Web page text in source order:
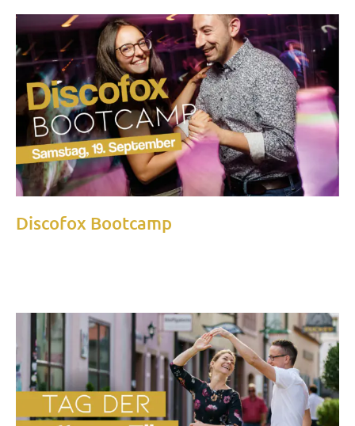
Discofox Bootcamp